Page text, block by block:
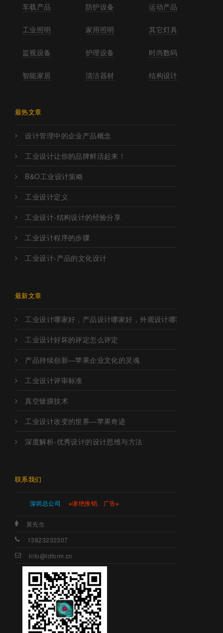
车载产品 防护设备 运动产品
工业照明 家用照明 其它灯具
监视设备 护理设备 时尚数码
智能家居 清洁器材 结构设计
最热文章
设计管理中的企业产品概念
工业设计让你的品牌鲜活起来！
B&O工业设计策略
工业设计定义
工业设计-结构设计的经验分享
工业设计程序的步骤
工业设计-产品的文化设计
最新文章
工业设计哪家好，产品设计哪家好，外观设计哪家好，工业设
工业设计好坏的评定怎么评定
产品持续创新—苹果企业文化的灵魂
工业设计评审标准
真空镀膜技术
工业设计改变的世界—苹果奇迹
深度解析-优秀设计的设计思维与方法
联系我们
深圳总公司 ※谢绝推销、广告※
黄先生
13823232307
info@idform.cn